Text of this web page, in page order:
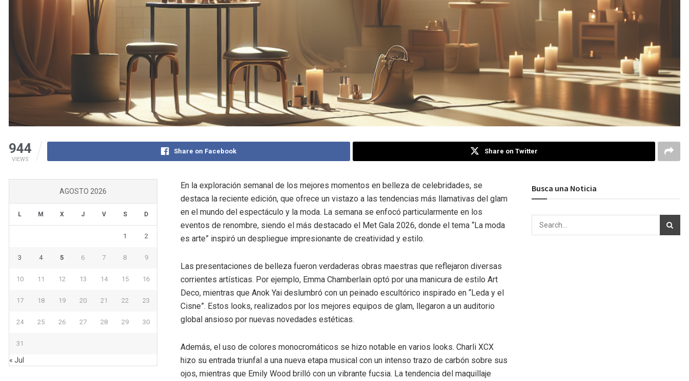
944
VIEWS
Share on Facebook Share on Twitter
En la exploración semanal de los mejores momentos en belleza de celebridades, se
destaca la reciente edición, que ofrece un vistazo a las tendencias más llamativas del glam
en el mundo del espectáculo y la moda. La semana se enfocó particularmente en los
eventos de renombre, siendo el más destacado el Met Gala 2026, donde el tema “La moda
es arte” inspiró un despliegue impresionante de creatividad y estilo.
Las presentaciones de belleza fueron verdaderas obras maestras que reflejaron diversas
corrientes artísticas. Por ejemplo, Emma Chamberlain optó por una manicura de estilo Art
Deco, mientras que Anok Yai deslumbró con un peinado escultórico inspirado en “Leda y el
Cisne”. Estos looks, realizados por los mejores equipos de glam, llegaron a un auditorio
global ansioso por nuevas novedades estéticas.
Además, el uso de colores monocromáticos se hizo notable en varios looks. Charli XCX
hizo su entrada triunfal a una nueva etapa musical con un intenso trazo de carbón sobre sus
ojos, mientras que Emily Wood brilló con un vibrante fucsia. La tendencia del maquillaje
AGOSTO 2026
L M X J V S D
1 2
3 4 5 6 7 8 9
10 11 12 13 14 15 16
17 18 19 20 21 22 23
24 25 26 27 28 29 30
31
« Jul
Busca una Noticia